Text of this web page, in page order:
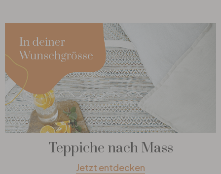
Teppiche nach Mass
Jetzt entdecken